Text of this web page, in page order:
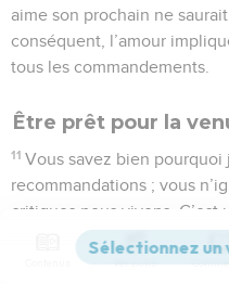
aime son prochain ne
conséquent, l’amour
tous les commandements.
Être prêt pour la
11 Vous savez bien
recommandations ; vous
critiques nous vivons.
Dieu que la nôtre. C’est
votre sommeil et votre
Versions